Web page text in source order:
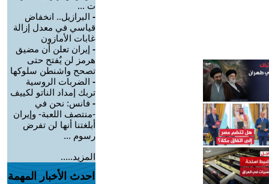
ت ...
- البرازيل.. انخفاض
قياسي في معدل إزالة
غابات الأمازون
- إيران تعلن أن مضيق
هرمز لن يٌفتح حتى
تصحح واشنطن سلوكها
- الضربات الروسية
تربك إمداد الناتو لكييف
- فانس: نحن في
-منتصف اللعبة- وإيران
أبلغتنا أنها لن تفرض
رسوم ...
المزيد.....
احدث الأخبار المهمة